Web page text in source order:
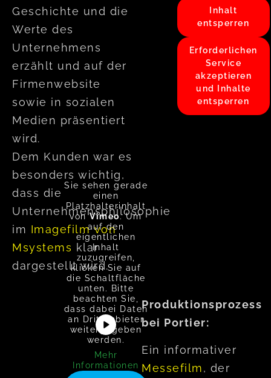
Geschichte und die
Werte des
Unternehmens
erzählt und auf der
Firmenwebsite
sowie in sozialen
Medien präsentiert
wird.
Dem Kunden war es
besonders wichtig,
dass die
Unternehmensphilosophie
im Imagefilm von
Msystems klar
dargestellt wird.
Inhalt
entsperren
Erforderlichen
Service
akzeptieren
und Inhalte
entsperren
Sie sehen gerade
einen
Platzhalterinhalt
vonVimeo. Um
auf den
eigentlichen
Inhalt
zuzugreifen,
klicken Sie auf
die Schaltfläche
unten. Bitte
beachten Sie,
dass dabei Daten
an Drittanbieter
weitergegeben
werden.
Mehr
Informationen
Produktionsprozess
bei Portier:
Ein informativer
Messefilm, der